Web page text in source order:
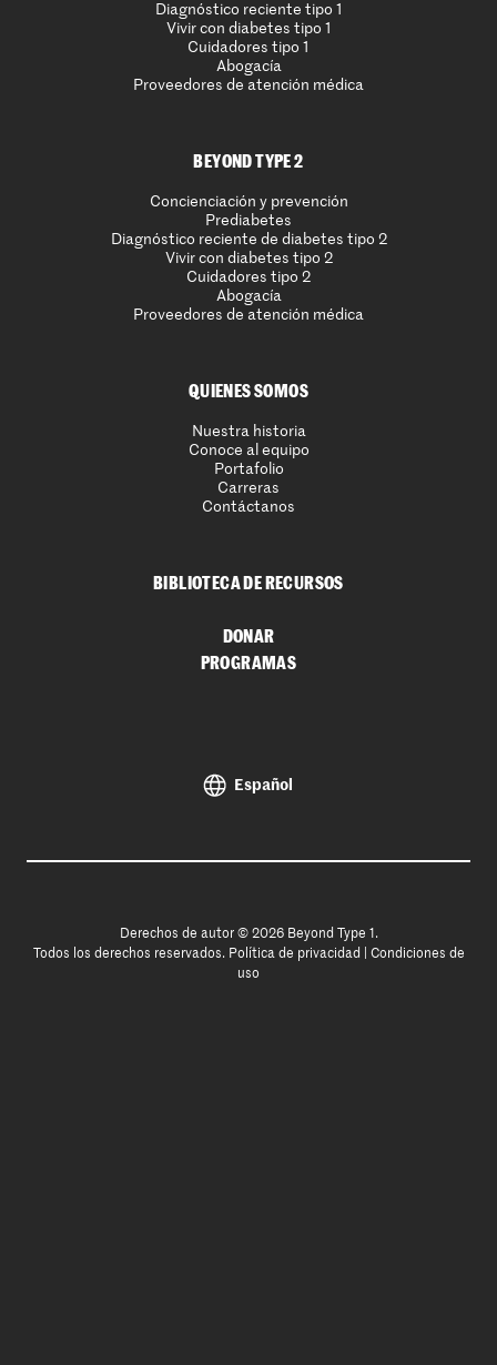
Diagnóstico reciente tipo 1
Vivir con diabetes tipo 1
Cuidadores tipo 1
Abogacía
Proveedores de atención médica
BEYOND TYPE 2
Concienciación y prevención
Prediabetes
Diagnóstico reciente de diabetes tipo 2
Vivir con diabetes tipo 2
Cuidadores tipo 2
Abogacía
Proveedores de atención médica
QUIENES SOMOS
Nuestra historia
Conoce al equipo
Portafolio
Carreras
Contáctanos
BIBLIOTECA DE RECURSOS
DONAR
PROGRAMAS
Español
Derechos de autor © 2026 Beyond Type 1.
Todos los derechos reservados. Política de privacidad
Condiciones de
uso